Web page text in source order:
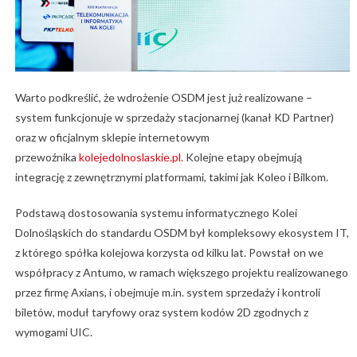
Warto podkreślić, że wdrożenie OSDM jest już realizowane –
system funkcjonuje w sprzedaży stacjonarnej (kanał KD Partner)
oraz w oficjalnym sklepie internetowym
przewoźnika kolejedolnoslaskie.pl.Kolejne etapy obejmują
integrację z zewnętrznymi platformami, takimi jak Koleo i Bilkom.
Podstawą dostosowania systemu informatycznego Kolei
Dolnośląskich do standardu OSDM był kompleksowy ekosystem IT,
z którego spółka kolejowa korzysta od kilku lat. Powstał on we
współpracy z Antumo, w ramach większego projektu realizowanego
przez firmę Axians, i obejmuje m.in. system sprzedaży i kontroli
biletów, moduł taryfowy oraz system kodów 2D zgodnych z
wymogami UIC.